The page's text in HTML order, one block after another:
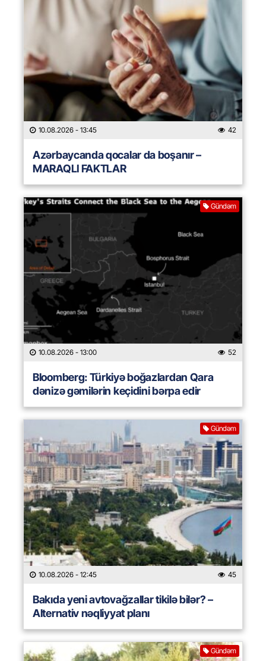
10.08.2026 - 13:45 42
Azərbaycanda qocalar da boşanır –
MARAQLI FAKTLAR
Gündəm
10.08.2026 - 13:00 52
Bloomberg: Türkiyə boğazlardan Qara
dənizə gəmilərin keçidini bərpa edir
Gündəm
10.08.2026 - 12:45 45
Bakıda yeni avtovağzallar tikilə bilər? –
Alternativ nəqliyyat planı
Gündəm